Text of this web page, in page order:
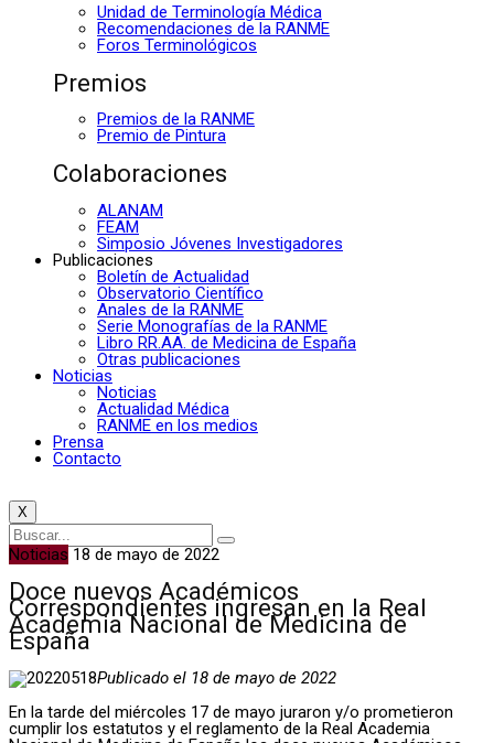
Unidad de Terminología Médica
Recomendaciones de la RANME
Foros Terminológicos
Premios
Premios de la RANME
Premio de Pintura
Colaboraciones
ALANAM
FEAM
Simposio Jóvenes Investigadores
Publicaciones
Boletín de Actualidad
Observatorio Científico
Anales de la RANME
Serie Monografías de la RANME
Libro RR.AA. de Medicina de España
Otras publicaciones
Noticias
Noticias
Actualidad Médica
RANME en los medios
Prensa
Contacto
X
Noticias 18 de mayo de 2022
Doce nuevos Académicos
Correspondientes ingresan en la Real
Academia Nacional de Medicina de
España
Publicado el 18 de mayo de 2022
En la tarde del miércoles 17 de mayo juraron y/o prometieron
cumplir los estatutos y el reglamento de la Real Academia